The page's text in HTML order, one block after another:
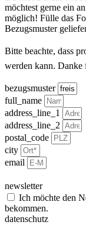
möchtest gerne ein
möglich! Fülle das
Bezugsmuster
Bitte beachte, dass
werden kann. Danke
bezugsmuster
full_name
address_line_1
address_line_2
postal_code
city
email
newsletter
Ich möchte den
bekommen.
datenschutz